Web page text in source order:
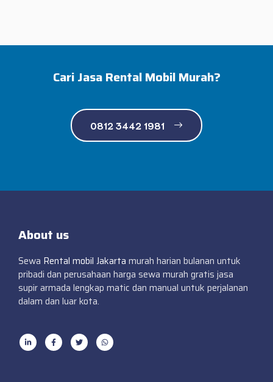
Cari Jasa Rental Mobil Murah?
0812 3442 1981
About us
Sewa Rental mobil Jakarta murah harian bulanan untuk
pribadi dan perusahaan harga sewa murah gratis jasa
supir armada lengkap matic dan manual untuk perjalanan
dalam dan luar kota.